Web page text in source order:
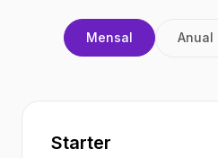
Mensal Anual
Starter